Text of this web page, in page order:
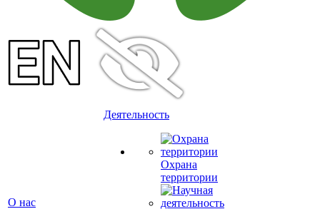
О нас
Деятельность
Охрана
территории